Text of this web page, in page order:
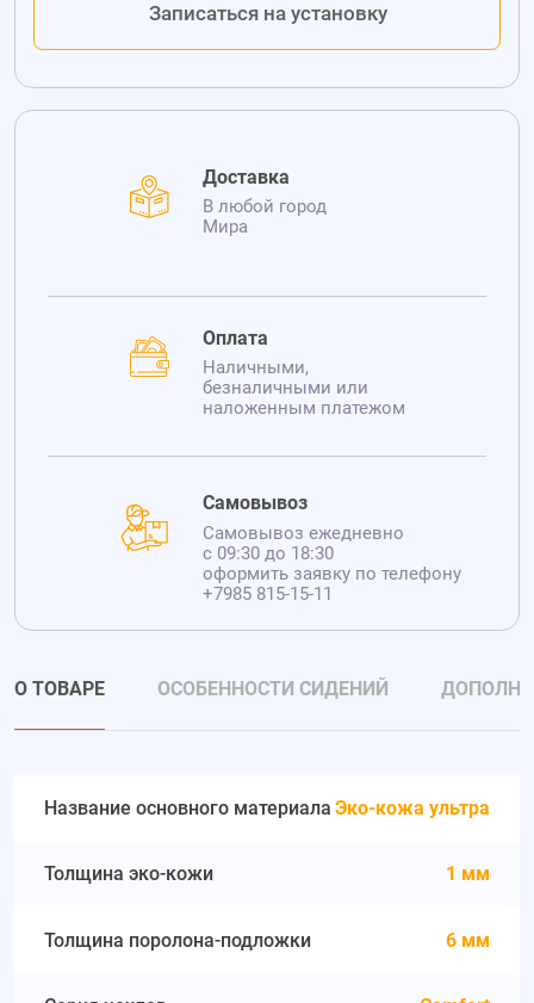
Записаться на установку
Доставка
В любой город
Мира
Оплата
Наличными,
безналичными или
наложенным платежом
Самовывоз
Самовывоз ежедневно
с 09:30 до 18:30
оформить заявку по телефону
+7985 815-15-11
О ТОВАРЕ ОСОБЕННОСТИ СИДЕНИЙ
Название основного материала Эко-кожа ультра
Толщина эко-кожи 1 мм
Толщина поролона-подложки 6 мм